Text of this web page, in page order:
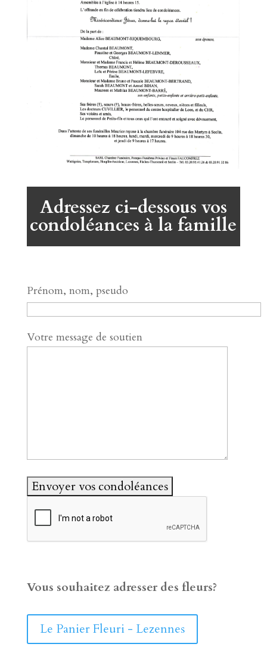
Adressez ci-dessous vos
condoléances à la famille
Prénom, nom, pseudo
Votre message de soutien
Vous souhaitez adresser des fleurs?
Le Panier Fleuri - Lezennes